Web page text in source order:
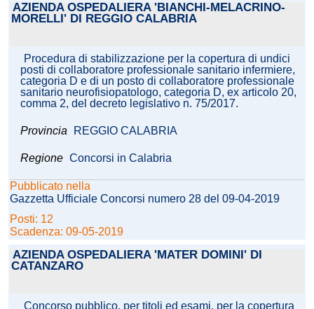
AZIENDA OSPEDALIERA 'BIANCHI-MELACRINO-
MORELLI' DI REGGIO CALABRIA
Procedura di stabilizzazione per la copertura di undici
posti di collaboratore professionale sanitario infermiere,
categoria D e di un posto di collaboratore professionale
sanitario neurofisiopatologo, categoria D, ex articolo 20,
comma 2, del decreto legislativo n. 75/2017.
Provincia REGGIO CALABRIA
Regione Concorsi in Calabria
Pubblicato nella
Gazzetta Ufficiale Concorsi numero 28 del 09-04-2019
Posti: 12
Scadenza: 09-05-2019
AZIENDA OSPEDALIERA 'MATER DOMINI' DI
CATANZARO
Concorso pubblico, per titoli ed esami, per la copertura